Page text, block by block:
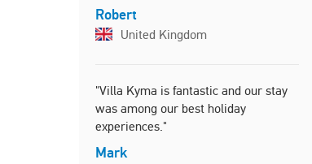
Robert
United Kingdom
"Villa Kyma is fantastic and our stay
was among our best holiday
experiences."
Mark